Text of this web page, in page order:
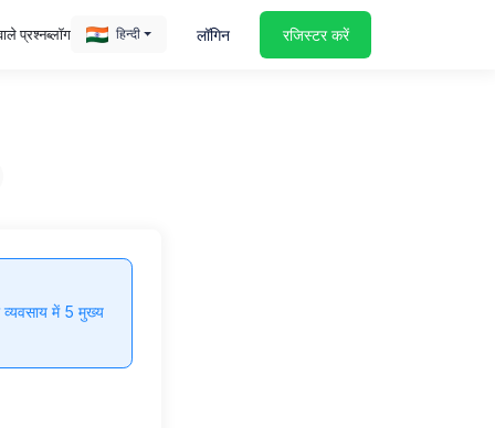
प्रश्नब्लॉग हिन्दी लॉगिन रजिस्टर करें
https://unsplash.com
व्यवसाय में 5 मुख्य